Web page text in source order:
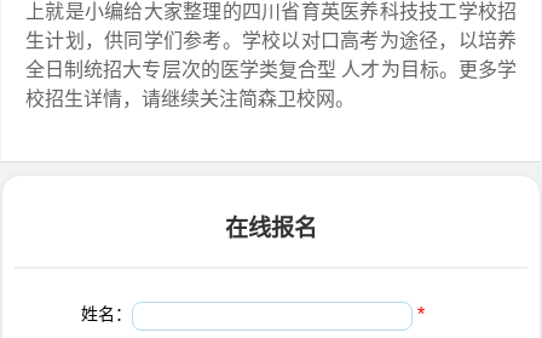
上就是小编给大家整理的四川省育英医养科技技工学校招
生计划，供同学们参考。学校以对口高考为途径，以培养
全日制统招大专层次的医学类复合型 人才为目标。更多学
校招生详情，请继续关注简森卫校网。
在线报名
姓名： *